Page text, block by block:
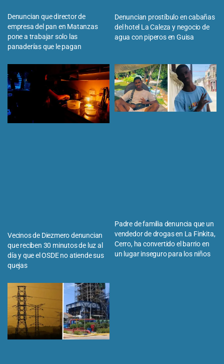
Denuncian que director de
empresa del pan en Matanzas
pone a trabajar solo las
panaderías que le pagan
Denuncian prostíbulo en cabañas
del hotel La Caleza y negocio de
agua con piperos en Guisa
Vecinos de Diezmero denuncian
que reciben 30 minutos de luz al
día y que el OSDE no atiende sus
quejas
Padre de familia denuncia que un
vendedor de drogas en La Finkita,
Cerro, ha convertido el barrio en
un lugar inseguro para los niños